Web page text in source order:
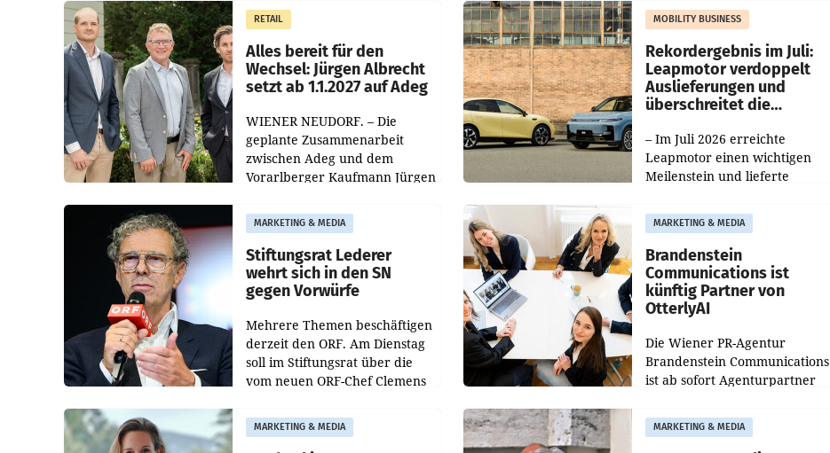
Müller die Initiative „Kreislauf-
Helden“ in allen
österreichischen Müller-Filialen
Die beiden Standorte liegen in
Haag sowie im rund
RETAIL
Alles bereit für den
Wechsel: Jürgen Albrecht
setzt ab 1.1.2027 auf Adeg
WIENER NEUDORF. – Die
geplante Zusammenarbeit
zwischen Adeg und dem
Vorarlberger Kaufmann Jürgen
freigegeben: Die
Bundeswettbewerbsbehörde
und der Bundeskartellanwalt
MOBILITY BUSINESS
Rekordergebnis im Juli:
Leapmotor verdoppelt
Auslieferungen und
überschreitet die
– Im Juli 2026 erreichte
Leapmotor einen wichtigen
Meilenstein und lieferte
aus, womit sich das Ergebnis
gegenüber Juli 2025 mehr als
verdoppelte (+102
MARKETING & MEDIA
Stiftungsrat Lederer
wehrt sich in den SN
gegen Vorwürfe
Mehrere Themen beschäftigen
derzeit den ORF. Am Dienstag
soll im Stiftungsrat über die
vom neuen ORF-Chef Clemens
Besetzungen für die
Direktionen abgestimmt
MARKETING & MEDIA
Brandenstein
Communications ist
künftig Partner von
OtterlyAI
Die Wiener PR-Agentur
Brandenstein Communications
ist ab sofort Agenturpartner
Optimierungsplattform
OtterlyAI. Damit baut die
MARKETING & MEDIA MARKETING & MEDIA